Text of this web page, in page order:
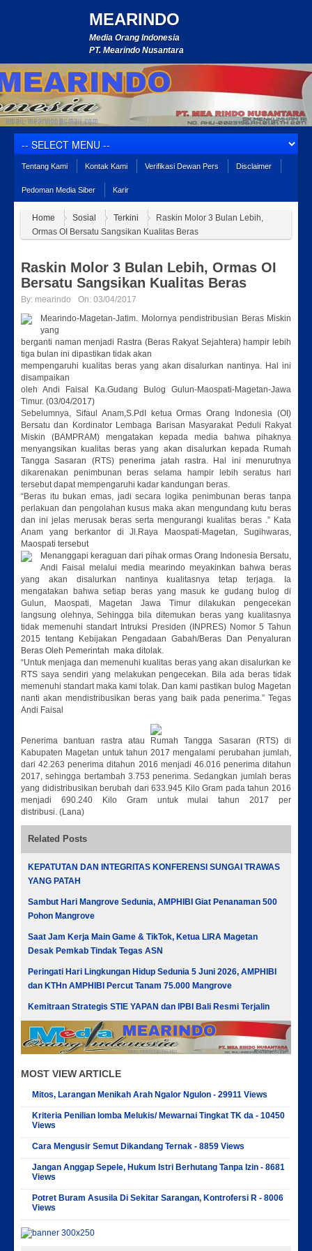
MEARINDO
Media Orang Indonesia
PT. Mearindo Nusantara
Tentang Kami Kontak Kami Verifikasi Dewan Pers Disclaimer
Pedoman Media Siber Karir
Home Sosial Terkini
Raskin Molor 3 Bulan Lebih,
Ormas OI Bersatu Sangsikan Kualitas Beras
Raskin Molor 3 Bulan Lebih, Ormas OI
Bersatu Sangsikan Kualitas Beras
By: mearindo On: 03/04/2017
Mearindo-Magetan-Jatim. Molornya pendistribusian Beras Miskin
yang
berganti naman menjadi Rastra (Beras Rakyat Sejahtera) hampir lebih
tiga bulan ini dipastikan tidak akan
mempengaruhi kualitas beras yang akan disalurkan nantinya. Hal ini
disampaikan
oleh Andi Faisal Ka.Gudang Bulog Gulun-Maospati-Magetan-Jawa
Timur. (03/04/2017)
Sebelumnya, Sifaul Anam,S.PdI ketua Ormas Orang Indonesia (OI)
Bersatu dan Kordinator Lembaga Barisan Masyarakat Peduli Rakyat
Miskin (BAMPRAM) mengatakan kepada media bahwa pihaknya
menyangsikan kualitas beras yang akan disalurkan kepada Rumah
Tangga Sasaran (RTS) penerima jatah rastra. Hal ini menurutnya
dikarenakan penimbunan beras selama hampir lebih seratus hari
tersebut dapat mempengaruhi kadar kandungan beras.
“Beras itu bukan emas, jadi secara logika penimbunan beras tanpa
perlakuan dan pengolahan kusus maka akan mengundang kutu beras
dan ini jelas merusak beras serta mengurangi kualitas beras .” Kata
Anam yang berkantor di Jl.Raya Maospati-Magetan, Sugihwaras,
Maospati tersebut
Menanggapi keraguan dari pihak ormas Orang Indonesia Bersatu,
Andi Faisal melalui media mearindo meyakinkan bahwa beras
yang akan disalurkan nantinya kualitasnya tetap terjaga. Ia
mengatakan bahwa setiap beras yang masuk ke gudang bulog di
Gulun, Maospati, Magetan Jawa Timur dilakukan pengecekan
langsung olehnya, Sehingga bila ditemukan beras yang kualitasnya
tidak memenuhi standart Intruksi Presiden (INPRES) Nomor 5 Tahun
2015 tentang Kebijakan Pengadaan Gabah/Beras Dan Penyaluran
Beras Oleh Pemerintah maka ditolak.
“Untuk menjaga dan memenuhi kualitas beras yang akan disalurkan ke
RTS saya sendiri yang melakukan pengecekan. Bila ada beras tidak
memenuhi standart maka kami tolak. Dan kami pastikan bulog Magetan
nanti akan mendistribusikan beras yang baik pada penerima.” Tegas
Andi Faisal
Penerima bantuan rastra atau Rumah Tangga Sasaran (RTS) di
Kabupaten Magetan untuk tahun 2017 mengalami perubahan jumlah,
dari 42.263 penerima ditahun 2016 menjadi 46.016 penerima ditahun
2017, sehingga bertambah 3.753 penerima. Sedangkan jumlah beras
yang didistribusikan berubah dari 633.945 Kilo Gram pada tahun 2016
menjadi 690.240 Kilo Gram untuk mulai tahun 2017 per
distribusi. (Lana)
Related Posts
KEPATUTAN DAN INTEGRITAS KONFERENSI SUNGAI TRAWAS
YANG PATAH
Sambut Hari Mangrove Sedunia, AMPHIBI Giat Penanaman 500
Pohon Mangrove
Saat Jam Kerja Main Game & TikTok, Ketua LIRA Magetan
Desak Pemkab Tindak Tegas ASN
Peringati Hari Lingkungan Hidup Sedunia 5 Juni 2026, AMPHIBI
dan KTHn AMPHIBI Percut Tanam 75.000 Mangrove
Kemitraan Strategis STIE YAPAN dan IPBI Bali Resmi Terjalin
MOST VIEW ARTICLE
Mitos, Larangan Menikah Arah Ngalor Ngulon - 29911 Views
Kriteria Penilian lomba Melukis/ Mewarnai Tingkat TK da - 10450
Views
Cara Mengusir Semut Dikandang Ternak - 8859 Views
Jangan Anggap Sepele, Hukum Istri Berhutang Tanpa Izin - 8681
Views
Potret Buram Asusila Di Sekitar Sarangan, Kontrofersi R - 8006
Views